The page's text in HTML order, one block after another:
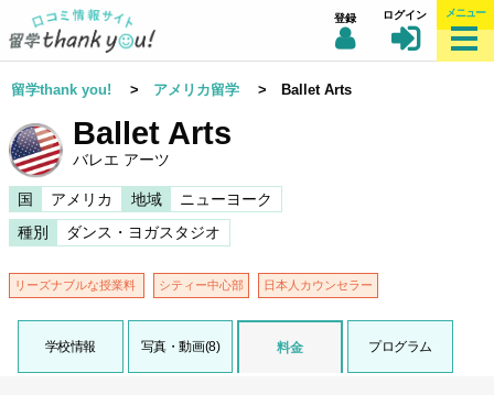
登録 ログイン メニュー
留学thank you! > アメリカ留学 > Ballet Arts
Ballet Arts
バレエ アーツ
国 アメリカ 地域
ニューヨーク
種別
ダンス・ヨガスタジオ
リーズナブルな授業料 シティー中心部 日本人カウンセラー
学校情報 写真・動画(8) 料金 プログラム